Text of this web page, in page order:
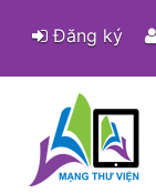
Đăng ký